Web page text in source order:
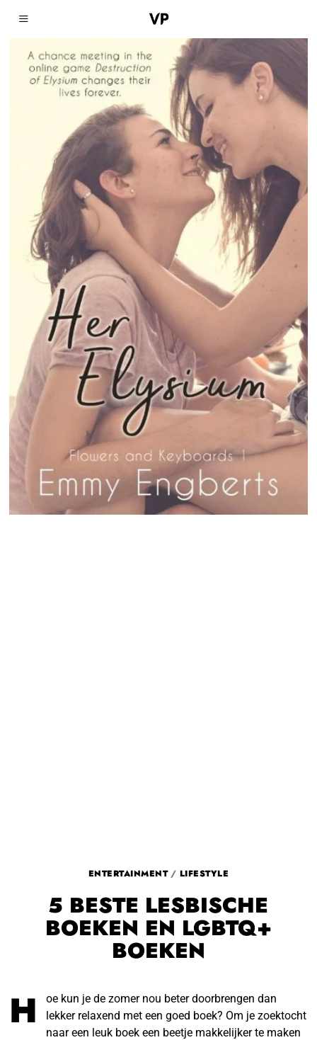
ENTERTAINMENT / LIFESTYLE
5 BESTE LESBISCHE
BOEKEN EN LGBTQ+
BOEKEN
H
oe kun je de zomer nou beter doorbrengen dan
lekker relaxend met een goed boek? Om je zoektocht
naar een leuk boek een beetje makkelijker te maken